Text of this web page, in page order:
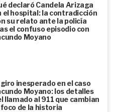
declaró Candela Arizaga
el hospital: la contradicción
su relato ante la policía
el confuso episodio con
Moyano
giro inesperado en el caso
Moyano: los detalles
llamado al 911 que cambian
foco de la historia